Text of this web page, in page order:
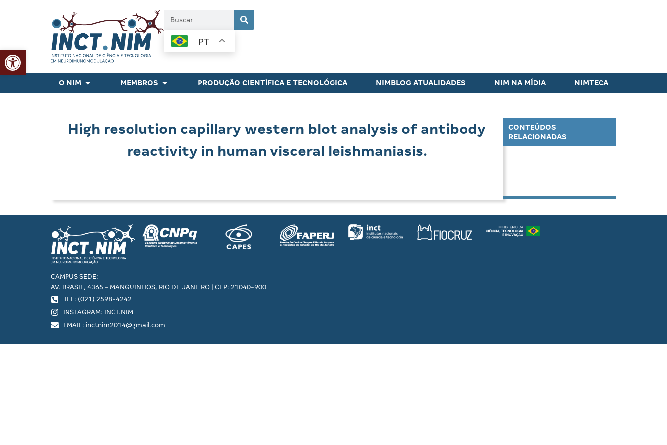
Abrir a barra de ferramentas
PT
O NIM MEMBROS PRODUÇÃO CIENTÍFICA E TECNOLÓGICA NIMBLOG ATUALIDADES NIM NA MÍDIA NIMTECA
High resolution capillary western blot analysis of antibody
reactivity in human visceral leishmaniasis.
CONTEÚDOS
RELACIONADAS
CAMPUS SEDE:
AV. BRASIL, 4365 – MANGUINHOS, RIO DE JANEIRO | CEP: 21040-900
TEL: (021) 2598-4242
INSTAGRAM: INCT.NIM
EMAIL: inctnim2014@gmail.com